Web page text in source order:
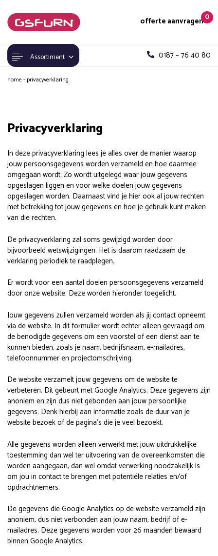
offerte aanvragen0
Assortiment 0187 – 76 40 80
home - privacyverklaring
Privacyverklaring
In deze privacyverklaring lees je alles over de manier waarop
jouw persoonsgegevens worden verzameld en hoe daarmee
omgegaan wordt. Zo wordt uitgelegd waar jouw gegevens
opgeslagen liggen en voor welke doelen jouw gegevens
opgeslagen worden. Daarnaast vind je hier ook al jouw rechten
met betrekking tot jouw gegevens en hoe je gebruik kunt maken
van die rechten.
De privacyverklaring zal soms gewijzigd worden door
bijvoorbeeld wetswijzigingen. Het is daarom raadzaam de
verklaring periodiek te raadplegen.
Er wordt voor een aantal doelen persoonsgegevens verzameld
door onze website. Deze worden hieronder toegelicht.
Jouw gegevens zullen verzameld worden als jij contact opneemt
via de website. In dit formulier wordt echter alleen gevraagd om
de benodigde gegevens om een voorstel of een dienst aan te
kunnen bieden, zoals je naam, bedrijfsnaam, e-mailadres,
telefoonnummer en projectomschrijving.
De website verzamelt jouw gegevens om de website te
verbeteren. Dit gebeurt met Google Analytics. Deze gegevens zijn
anoniem en zijn dus niet gebonden aan jouw persoonlijke
gegevens. Denk hierbij aan informatie zoals de duur van je
website bezoek of de pagina’s die je veel bezoekt.
Alle gegevens worden alleen verwerkt met jouw uitdrukkelijke
toestemming dan wel ter uitvoering van de overeenkomsten die
worden aangegaan, dan wel omdat verwerking noodzakelijk is
om jou in contact te brengen met potentiële relaties en/of
opdrachtnemers.
De gegevens die Google Analytics op de website verzameld zijn
anoniem, dus niet verbonden aan jouw naam, bedrijf of e-
mailadres. Deze gegevens worden voor 26 maanden bewaard
binnen Google Analytics.